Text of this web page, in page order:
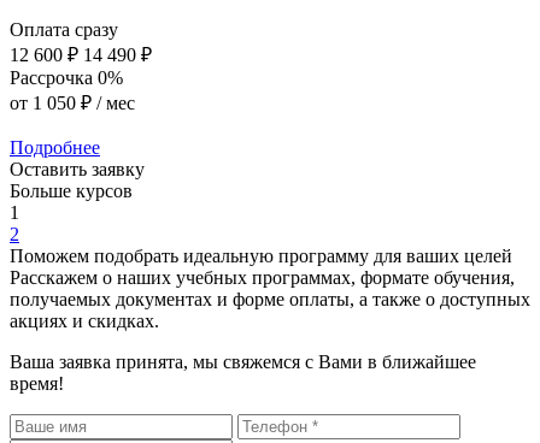
Оплата сразу
12 600 ₽ 14 490 ₽
Рассрочка 0%
от 1 050 ₽ / мес
Подробнее
Оставить заявку
Больше курсов
1
2
Поможем подобрать идеальную программу для ваших целей
Расскажем о наших учебных программах, формате обучения,
получаемых документах и форме оплаты, а также о доступных
акциях и скидках.
Ваша заявка принята, мы свяжемся с Вами в ближайшее
время!